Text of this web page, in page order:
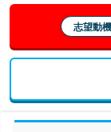
志望動